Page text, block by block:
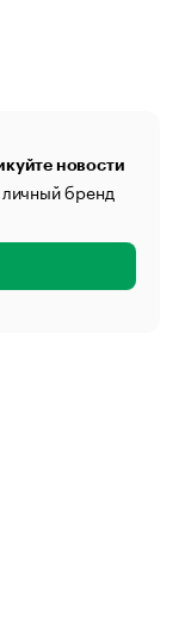
новости
бренд